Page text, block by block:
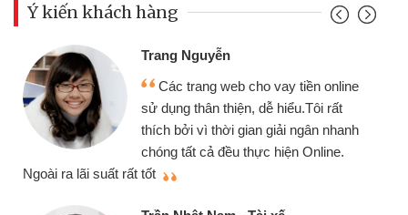
Ý kiến khách hàng
Trang Nguyễn
Các trang web cho vay tiền online
sử dụng thân thiện, dễ hiểu.Tôi rất
thích bởi vì thời gian giải ngân nhanh
chóng tất cả đều thực hiện Online.
Ngoài ra lãi suất rất tốt